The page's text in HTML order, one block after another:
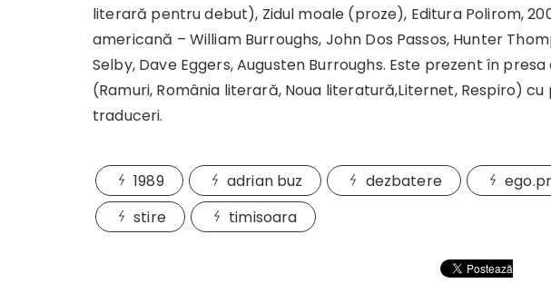
literară pentru debut), Zidul moale (proze), Editura Polirom,
americană – William Burroughs, John Dos Passos, Hunter
Selby, Dave Eggers, Augusten Burroughs. Este prezent în
(Ramuri, România literară, Noua literatură,Liternet, Respiro) cu
traduceri.
1989 adrian buz dezbatere
stire
timisoara